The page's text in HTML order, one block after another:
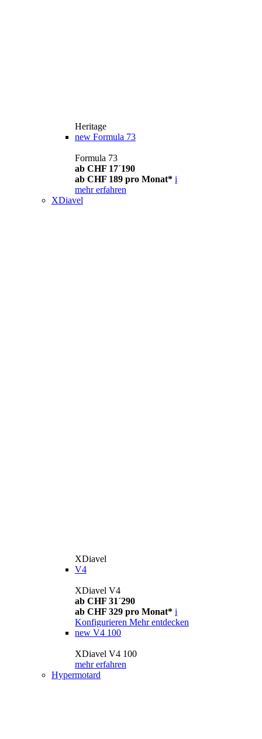
Heritage
new Formula 73
Formula 73
ab CHF 17´190
ab CHF 189 pro Monat* i
mehr erfahren
XDiavel
XDiavel
V4
XDiavel V4
ab CHF 31´290
ab CHF 329 pro Monat* i
Konfigurieren Mehr entdecken
new V4 100
XDiavel V4 100
mehr erfahren
Hypermotard